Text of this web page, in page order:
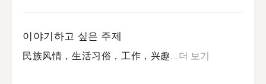
이야기하고 싶은 주제
民族风情，生活习俗，工作，兴趣...더 보기